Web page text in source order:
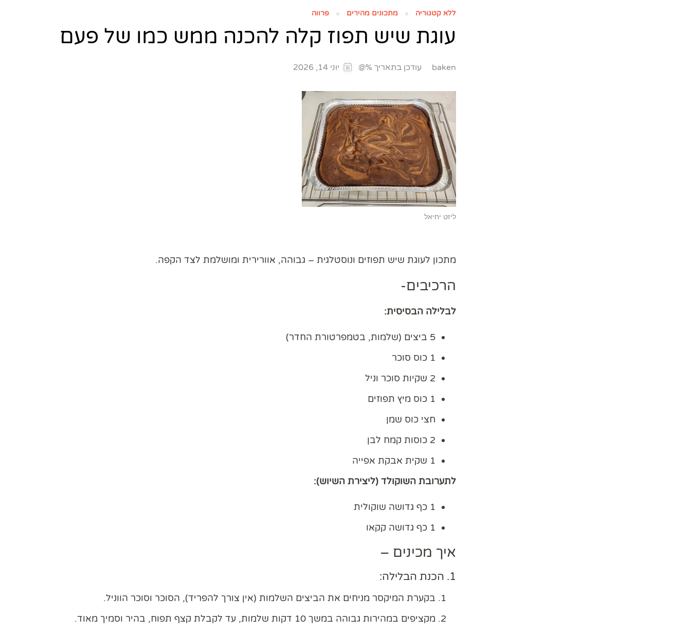
ללא קטגוריה מתכונים מהירים פרווה
עוגת שיש תפוז קלה להכנה ממש כמו של פעם
baken עודכן בתאריך %@ יוני 14, 2026
ליזט יחיאל
מתכון לעוגת שיש תפוזים ונוסטלגית – גבוהה, אוורירית ומושלמת לצד הקפה.
הרכיבים-
לבלילה הבסיסית:
5 ביצים (שלמות, בטמפרטורת החדר)
1 כוס סוכר
2 שקיות סוכר וניל
1 כוס מיץ תפוזים
חצי כוס שמן
2 כוסות קמח לבן
1 שקית אבקת אפייה
לתערובת השוקולד (ליצירת השיוש):
1 כף גדושה שוקולית
1 כף גדושה קקאו
איך מכינים –
1. הכנת הבלילה:
בקערת המיקסר מניחים את הביצים השלמות (אין צורך להפריד), הסוכר וסוכר הווניל.
מקציפים במהירות גבוהה במשך 10 דקות שלמות, עד לקבלת קצף תפוח, בהיר וסמיך מאוד.